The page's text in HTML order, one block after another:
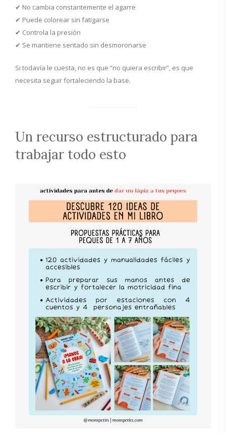
✔ No cambia constantemente el agarre
✔ Puede colorear sin fatigarse
✔ Controla la presión
✔ Se mantiene sentado sin desmoronarse
Si todavía le cuesta, no es que “no quiera escribir”, es que
necesita seguir fortaleciendo la base.
Un recurso estructurado para
trabajar todo esto